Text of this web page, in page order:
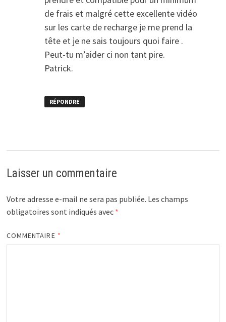
de frais et malgré cette excellente vidéo
sur les carte de recharge je me prend la
tête et je ne sais toujours quoi faire .
Peut-tu m’aider ci non tant pire.
Patrick.
RÉPONDRE
Laisser un commentaire
Votre adresse e-mail ne sera pas publiée. Les champs
obligatoires sont indiqués avec *
COMMENTAIRE *